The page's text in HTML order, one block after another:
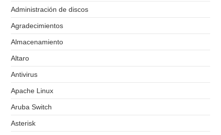
Administración de discos
Agradecimientos
Almacenamiento
Altaro
Antivirus
Apache Linux
Aruba Switch
Asterisk